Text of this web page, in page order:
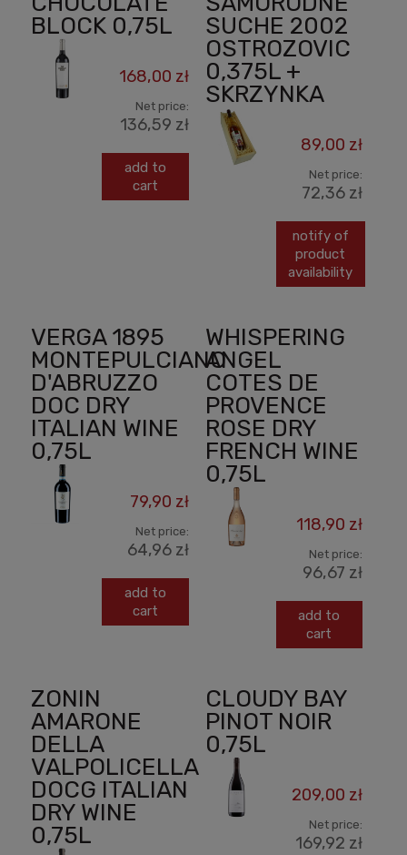
BLOCK 0,75L
168,00 zł
Net price:
136,59 zł
add to
cart
SUCHE 2002
OSTROZOVIC
0,375L +
SKRZYNKA
89,00 zł
Net price:
72,36 zł
notify of
product
availability
VERGA 1895
MONTEPULCIANO
D'ABRUZZO
DOC DRY
ITALIAN WINE
0,75L
79,90 zł
Net price:
64,96 zł
add to
cart
WHISPERING
ANGEL
COTES DE
PROVENCE
ROSE DRY
FRENCH WINE
0,75L
118,90 zł
Net price:
96,67 zł
add to
cart
ZONIN
AMARONE
DELLA
VALPOLICELLA
DOCG ITALIAN
DRY WINE
0,75L
CLOUDY BAY
PINOT NOIR
0,75L
209,00 zł
Net price:
169,92 zł